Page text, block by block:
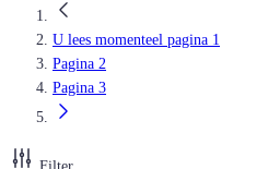
U lees momenteel pagina 1
Pagina 2
Pagina 3